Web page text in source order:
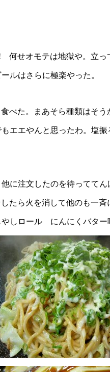
せオモテは地獄や。立っ
ルはさらに極楽やった。
べた。まあそら種類はそ
エエやんと思ったわ。塩振
に注文したのを待ってて
たら火を消して他のも一
しロール にんにくバタ